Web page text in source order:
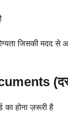
जिसकी मदद
होना ज़रूरी है